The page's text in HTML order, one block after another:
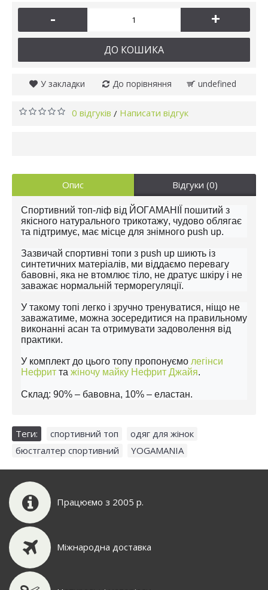
- +
ДО КОШИКА
У закладки До порівняння undefined
0 відгуків / Написати відгук
Опис Відгуки (0)
Спортивний топ-ліф від ЙОГАМАНІЇ пошитий з
якісного натурального трикотажу, чудово облягає
та підтримує, має місце для знімного push up.
Зазвичай спортивні топи з push up шиють із
синтетичних матеріалів, ми віддаємо перевагу
бавовні, яка не втомлює тіло, не дратує шкіру і не
заважає нормальній терморегуляції.
У такому топі легко і зручно тренуватися, ніщо не
заважатиме, можна зосередитися на правильному
виконанні асан та отримувати задоволення від
практики.
У комплект до цього топу пропонуємо легінси
Нефрит та жіночу майку Нефрит Джайя.
Склад: 90% – бавовна, 10% – еластан.
Теги: спортивний топ одяг для жінок
бюстгалтер спортивний
YOGAMANIA
Працюємо з 2005 р.
Міжнародна доставка